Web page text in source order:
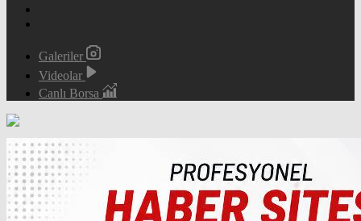
Galeriler
Videolar
Canlı Borsa